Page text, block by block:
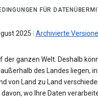
FÜR
2025 Archivierte
der ganzen Welt. Deshalb
des Landes liegen,
von Land zu Land
wo Ihre Daten